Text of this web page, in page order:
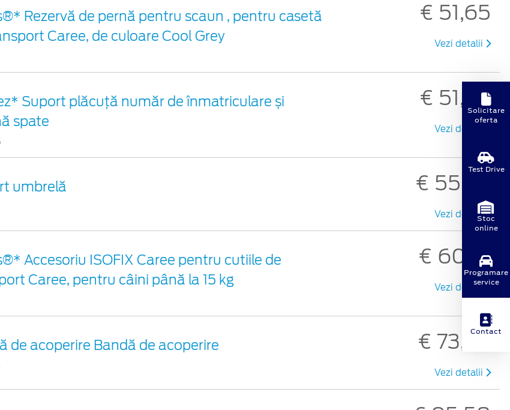
Rezervă de pernă pentru scaun , pentru casetă
Caree, de culoare Cool Grey
€ 51,65
Vezi detalii
Suport plăcuță număr de înmatriculare și
spate
€ 51,65
Vezi detalii
umbrelă € 55,25
Vezi detalii
Accesoriu ISOFIX Caree pentru cutiile de
Caree, pentru câini până la 15 kg
€ 60,91
Vezi detalii
de acoperire Bandă de acoperire € 73,35
Vezi detalii
Solicitare
oferta
Test Drive
Stoc
online
Programare
service
Contact